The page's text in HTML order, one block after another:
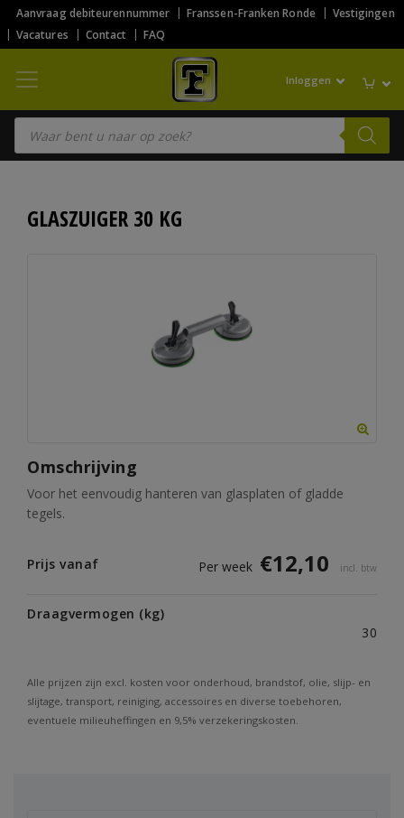
Aanvraag debiteurennummer Franssen-Franken Ronde
Vestigingen
Vacatures
Contact FAQ
Inloggen
Producten zoeken
GLASZUIGER 30 KG
Omschrijving
Voor het eenvoudig hanteren van glasplaten of gladde
tegels.
Prijs vanaf Per week €12,10 incl. btw
Draagvermogen (kg)
30
Alle prijzen zijn excl. kosten voor onderhoud, brandstof, olie, slijp- en
slijtage, transport, reiniging, accessoires en diverse toebehoren,
eventuele milieuheffingen en 9,5% verzekeringskosten.